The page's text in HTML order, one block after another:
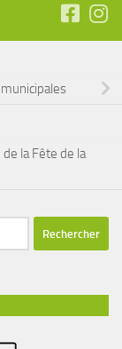
la Fête de la